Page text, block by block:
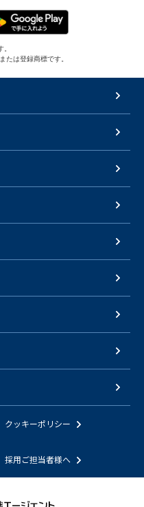
は登録商標です。
クッキーポリシー
採用ご担当者様へ